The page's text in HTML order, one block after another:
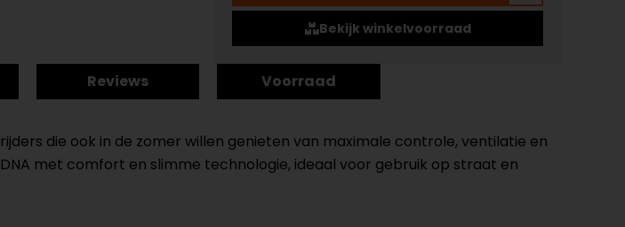
Bekijk winkelvoorraad
Reviews Voorraad
die ook in de zomer willen genieten van maximale controle, ventilatie en
met comfort en slimme technologie, ideaal voor gebruik op straat en